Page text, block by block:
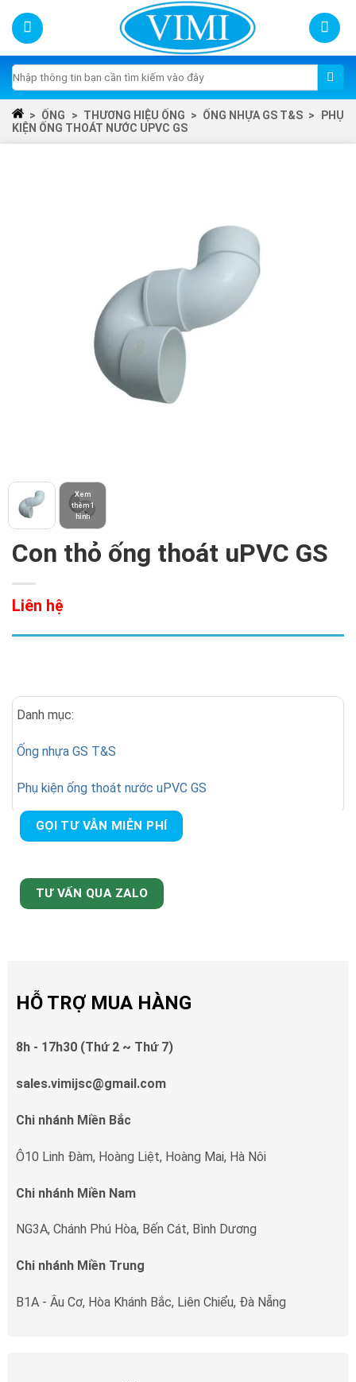
Skip
content
Tìm
kiếm:
> ỐNG > THƯƠNG HIỆU ỐNG > ỐNG NHỰA GS T&S >
PHỤ
KIỆN ỐNG THOÁT NƯỚC UPVC GS
Xem
thêm 1
hình
Con thỏ ống thoát uPVC GS
Liên hệ
Danh mục:
Ống nhựa GS T&S
Phụ kiện ống thoát nước uPVC GS
GỌI TƯ VẪN MIỄN PHÍ
TƯ VẤN QUA ZALO
HỖ TRỢ MUA HÀNG
8h - 17h30 (Thứ 2 ~ Thứ 7)
sales.vimijsc@gmail.com
Chi nhánh Miền Bắc
Ô10 Linh Đàm, Hoàng Liệt, Hoàng Mai, Hà Nôi
Chi nhánh Miền Nam
NG3A, Chánh Phú Hòa, Bến Cát, Bình Dương
Chi nhánh Miền Trung
B1A - Âu Cơ, Hòa Khánh Bắc, Liên Chiểu, Đà Nẵng